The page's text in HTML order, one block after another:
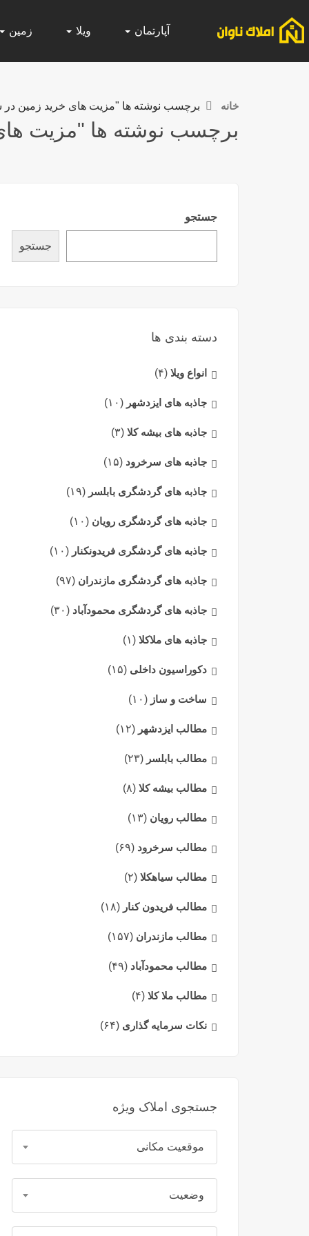
آپارتمان ویلا زمین
خانه برچسب نوشته ها "مزیت های خرید زمین
برچسب نوشته ها "مزیت
جستجو
جستجو
دسته بندی ها
انواع ویلا (۴)
جاذبه های ایزدشهر (۱۰)
جاذبه های بیشه کلا (۳)
جاذبه های سرخرود (۱۵)
جاذبه های گردشگری بابلسر (۱۹)
جاذبه های گردشگری رویان (۱۰)
جاذبه های گردشگری فریدونکنار (۱۰)
جاذبه های گردشگری مازندران (۹۷)
جاذبه های گردشگری محمودآباد (۳۰)
جاذبه های ملاکلا (۱)
دکوراسیون داخلی (۱۵)
ساخت و ساز (۱۰)
مطالب ایزدشهر (۱۲)
مطالب بابلسر (۲۳)
مطالب بیشه کلا (۸)
مطالب رویان (۱۳)
مطالب سرخرود (۶۹)
مطالب سیاهکلا (۲)
مطالب فریدون کنار (۱۸)
مطالب مازندران (۱۵۷)
مطالب محمودآباد (۴۹)
مطالب ملا کلا (۴)
نکات سرمایه گذاری (۶۴)
جستجوی املاک ویژه
موقعیت مکانی
وضعیت